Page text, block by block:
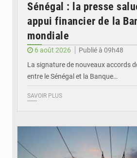
Sénégal : la presse
appui financier de la
mondiale
6 août 2026
Publié à 09h48
La signature de nouveaux accords
entre le Sénégal et la Banque…
SAVOIR PLUS